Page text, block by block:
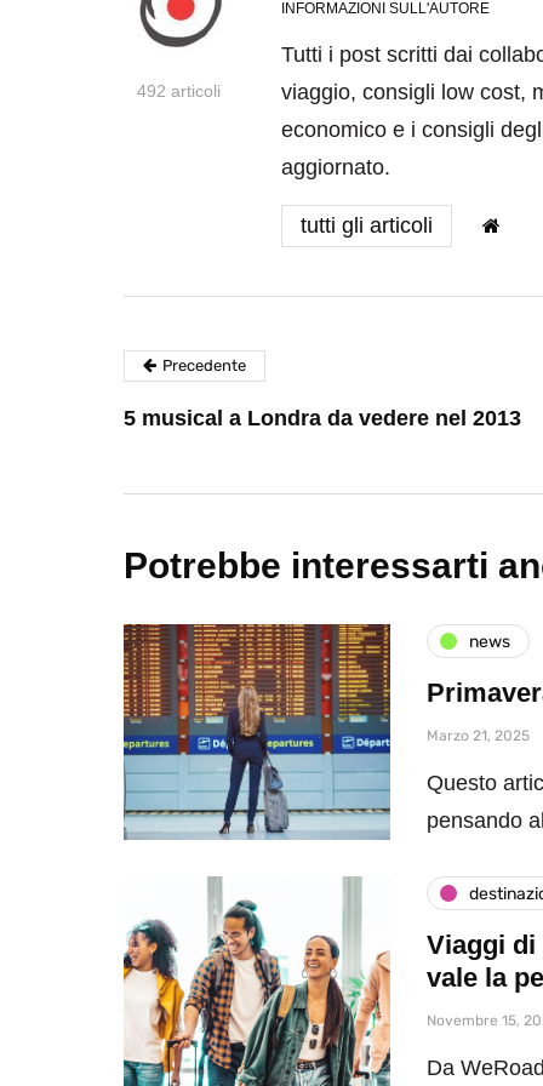
492 articoli
INFORMAZIONI SULL'AUTORE
Tutti i post scritti dai
viaggio, consigli low cost,
economico e i consigli
aggiornato.
tutti gli articoli
Precedente
5 musical a Londra da vedere nel 2013
Potrebbe interessarti
news
Marzo 21, 2025
Questo
pensando
Viaggi di
vale la
Novembre 15,
Da